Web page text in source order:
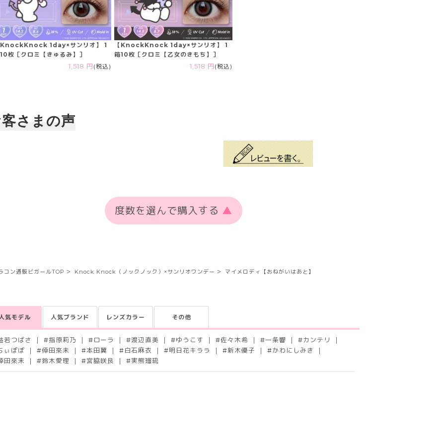
1day×サンリオ】 1
枚［クロミ【きゅるみ】］
1,518 円 (税込)
【KnockKnock 1day×サンリオ】 1
箱10枚［クロミ【乙女のきもち】］
1,518 円 (税込)
さまの声
度数を選んで購入する ▲
コン通販ビガールTOP Knock Knock（ノックノック）×サンリオワンデー マイメロディ【おねがいはあと】
気モデル 人気ブランド レンズカラー その他
若つばさ #指原莉乃 # ローラ #渡辺直美 #ゆうこす #佐々木希 #一条響 # カンテリ
ぃぽぽ
#倖田來未 #本田翼 # 白石麻衣 #明日花キララ #新木優子 #かわにしみき
田來未
#鈴木愛理 #宮脇咲良 #実熊瑠琉